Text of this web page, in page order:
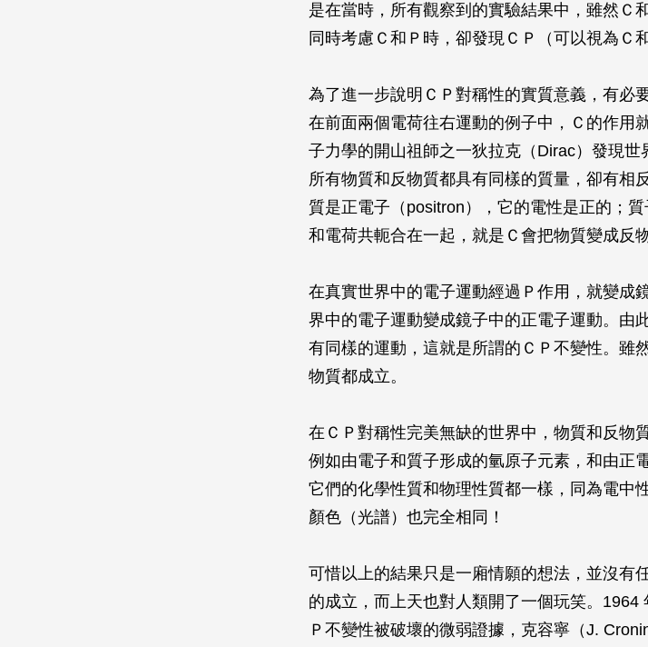
是在當時，所有觀察到的實驗結果中，雖然Ｃ
同時考慮Ｃ和Ｐ時，卻發現ＣＰ（可以視為Ｃ
為了進一步說明ＣＰ對稱性的實質意義，有必
在前面兩個電荷往右運動的例子中，Ｃ的作
子力學的開山祖師之一狄拉克（Dirac）發現世
所有物質和反物質都具有同樣的質量，卻有相
質是正電子（positron），它的電性是正的；
和電荷共軛合在一起，就是Ｃ會把物質變成反物
在真實世界中的電子運動經過Ｐ作用，就變成
界中的電子運動變成鏡子中的正電子運動。由
有同樣的運動，這就是所謂的ＣＰ不變性。雖
物質都成立。
在ＣＰ對稱性完美無缺的世界中，物質和反物
例如由電子和質子形成的氫原子元素，和由正
它們的化學性質和物理性質都一樣，同為電中
顏色（光譜）也完全相同！
可惜以上的結果只是一廂情願的想法，並沒有
的成立，而上天也對人類開了一個玩笑。1964
Ｐ不變性被破壞的微弱證據，克容寧（J.